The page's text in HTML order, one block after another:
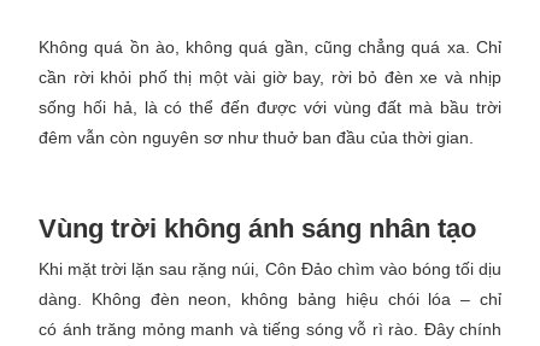
Không quá ồn ào, không quá gần, cũng chẳng quá xa. Chỉ
cần rời khỏi phố thị một vài giờ bay, rời bỏ đèn xe và nhịp
sống hối hả, là có thể đến được với vùng đất mà bầu trời
đêm vẫn còn nguyên sơ như thuở ban đầu của thời gian.
Vùng trời không ánh sáng nhân tạo
Khi mặt trời lặn sau rặng núi, Côn Đảo chìm vào bóng tối dịu
dàng. Không đèn neon, không bảng hiệu chói lóa – chỉ
có ánh trăng mỏng manh và tiếng sóng vỗ rì rào. Đây chính